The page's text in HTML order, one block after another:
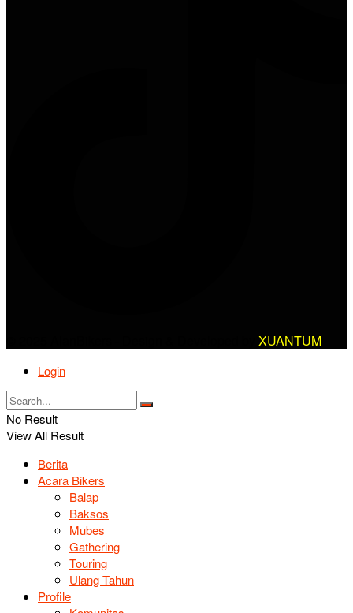
XUANTUM
Login
No Result
View All Result
Berita
Acara Bikers
Balap
Baksos
Mubes
Gathering
Touring
Ulang Tahun
Profile